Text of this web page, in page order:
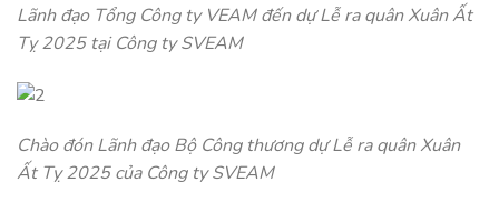
Lãnh đạo Tổng Công ty VEAM đến dự Lễ ra quân Xuân Ất
Tỵ 2025 tại Công ty SVEAM
Chào đón Lãnh đạo Bộ Công thương dự Lễ ra quân Xuân
Ất Tỵ 2025 của Công ty SVEAM